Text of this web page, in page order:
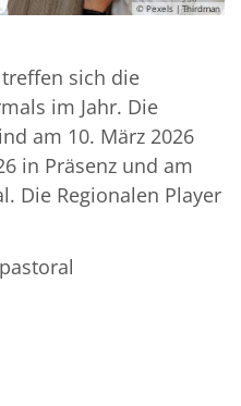
© Pexels | Thirdman
sich die
im Jahr. Die
am 10. März 2026
in Präsenz und am
Die Regionalen Player